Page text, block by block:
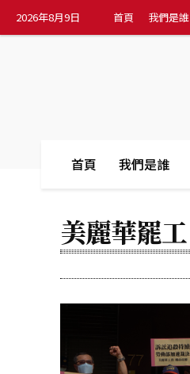
2026年8月9日 首頁 我們是誰
首頁 我們是誰
美麗華罷工